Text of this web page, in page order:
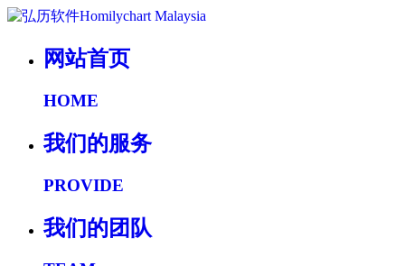
网站首页
HOME
我们的服务
PROVIDE
我们的团队